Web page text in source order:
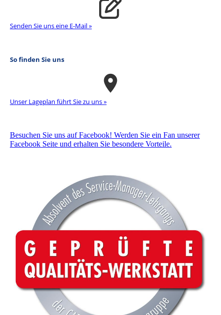
Senden Sie uns eine E-Mail »
So finden Sie uns
Unser La­ge­plan führt Sie zu uns »
Besuchen Sie uns auf Facebook! Werden Sie ein Fan unserer
Facebook Seite und erhalten Sie besondere Vorteile.